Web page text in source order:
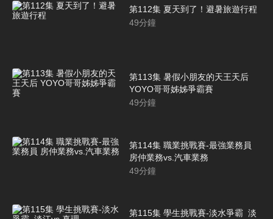
第112集 夏天到了！避暑旅遊行程
49分鐘
第113集 暑假小朋友的天王天后
YOYO哥哥姊姊爭霸賽
49分鐘
第114集 職業挑戰賽-最強業務員
房仲業務vs.汽車業務
49分鐘
第115集 學生挑戰賽-淡水爭霸 淡